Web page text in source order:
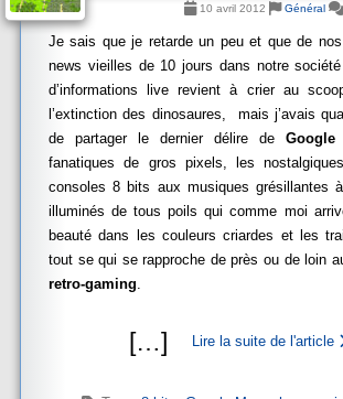
10 avril 2012 Général
Je sais que je retarde un peu et que de
news vieilles de 10 jours dans notre
d’informations live revient à crier au
l’extinction des dinosaures, mais j’avais
de partager le dernier délire de Google
fanatiques de gros pixels, les
consoles 8 bits aux musiques grésillantes
illuminés de tous poils qui comme moi
beauté dans les couleurs criardes et les
tout se qui se rapproche de près ou de loin
retro-gaming.
[…] Lire la suite de l'article